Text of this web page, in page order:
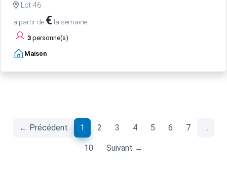
Lot 46
à partir de € la semaine
3 personne(s)
Maison
← Précédent 1 (current)
2 3 4 5 6 7 …
10 Suivant →